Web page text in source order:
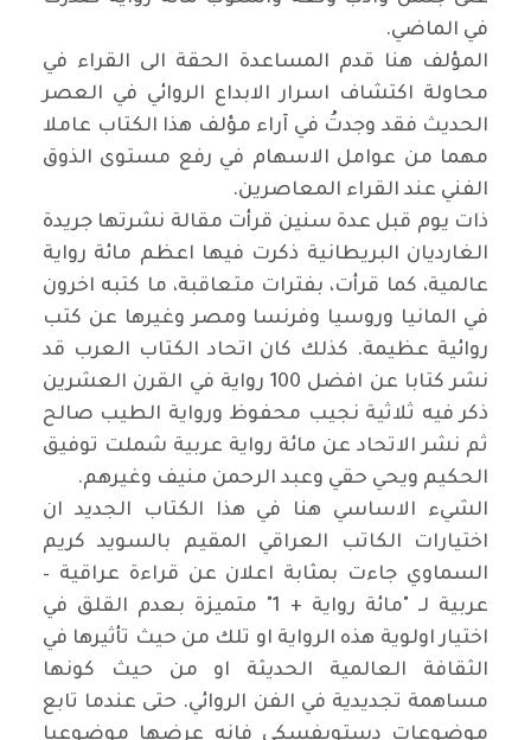
في الماضي.
المؤلف هنا قدم المساعدة الحقة الى القراء في
محاولة اكتشاف اسرار الابداع الروائي في العصر
الحديث فقد وجدتُ في آراء مؤلف هذا الكتاب عاملا
مهما من عوامل الاسهام في رفع مستوى الذوق
الفني عند القراء المعاصرين.
ذات يوم قبل عدة سنين قرأت مقالة نشرتها جريدة
الغارديان البريطانية ذكرت فيها اعظم مائة رواية
عالمية، كما قرأت، بفترات متعاقبة، ما كتبه اخرون
في المانيا وروسيا وفرنسا ومصر وغيرها عن كتب
روائية عظيمة. كذلك كان اتحاد الكتاب العرب قد
نشر كتابا عن افضل 100 رواية في القرن العشرين
ذكر فيه ثلاثية نجيب محفوظ ورواية الطيب صالح
ثم نشر الاتحاد عن مائة رواية عربية شملت توفيق
الحكيم ويحي حقي وعبد الرحمن منيف وغيرهم.
الشيء الاساسي هنا في هذا الكتاب الجديد ان
اختيارات الكاتب العراقي المقيم بالسويد كريم
السماوي جاءت بمثابة اعلان عن قراءة عراقية –
عربية لـ "مائة رواية + 1" متميزة بعدم القلق في
اختيار اولوية هذه الرواية او تلك من حيث تأثيرها في
الثقافة العالمية الحديثة او من حيث كونها
مساهمة تجديدية في الفن الروائي. حتى عندما تابع
موضوعات دستويفسكي فانه عرضها موضوعيا